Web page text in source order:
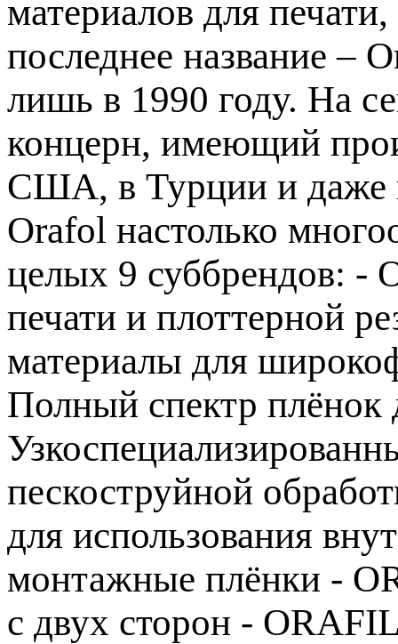
материалов для
последнее название –
лишь в 1990 году. На
концерн, имеющий
США, в Турции и даже
Orafol настолько
целых 9 суббрендов: -
печати и плоттерной
материалы для
Полный спектр
пескоструйной
для использования
монтажные плёнки -
с двух сторон -